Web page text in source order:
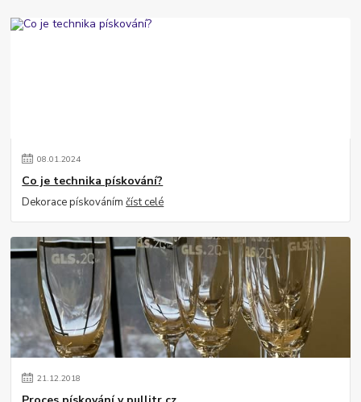
08.01.2024
Co je technika pískování?
Dekorace pískovánímčíst celé
21.12.2018